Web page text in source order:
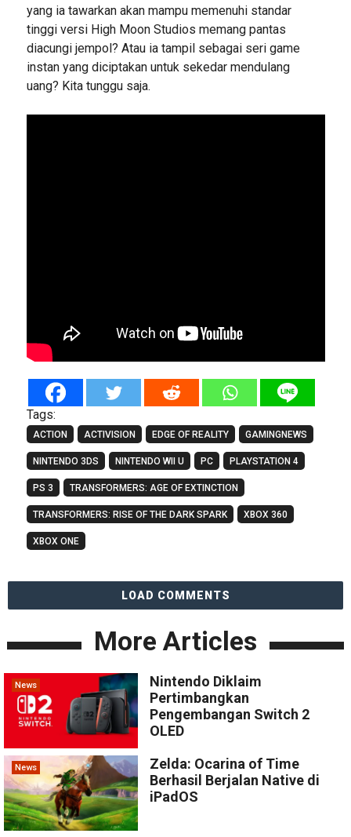
yang ia tawarkan akan mampu memenuhi standar
tinggi versi High Moon Studios memang pantas
diacungi jempol? Atau ia tampil sebagai seri game
instan yang diciptakan untuk sekedar mendulang
uang? Kita tunggu saja.
Tags:
ACTION ACTIVISION EDGE OF REALITY GAMINGNEWS
NINTENDO 3DS NINTENDO WII U PC PLAYSTATION 4
PS 3 TRANSFORMERS: AGE OF EXTINCTION
TRANSFORMERS: RISE OF THE DARK SPARK XBOX 360
XBOX ONE
LOAD COMMENTS
More Articles
News
Nintendo Diklaim
Pertimbangkan
Pengembangan Switch 2
OLED
News
Zelda: Ocarina of Time
Berhasil Berjalan Native di
iPadOS